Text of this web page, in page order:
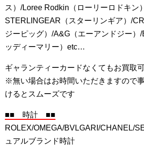
ス）/Loree Rodkin（ローリーロドキン）
STERLINGEAR（スターリンギア）/
ジーピッグ）/A&G（エーアンドジー）
ッディーマリー）etc…
ギャランティーカードなくてもお買取
※無い場合はお時間いただきますので
けるとスムーズです
■■ 時計 ■■
ROLEX/OMEGA/BVLGARI/CHANEL/
ュアルブランド時計